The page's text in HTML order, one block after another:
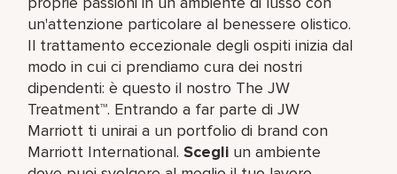
un'attenzione particolare al benessere olistico.
Il trattamento eccezionale degli ospiti inizia dal
modo in cui ci prendiamo cura dei nostri
dipendenti: è questo il nostro The JW
Treatment™. Entrando a far parte di JW
Marriott ti unirai a un portfolio di brand con
Marriott International.Scegli un ambiente